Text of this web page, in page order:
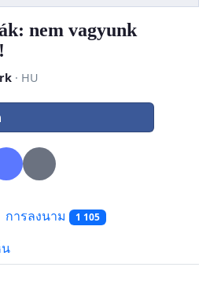
nem vagyunk
· HU
การลงนาม 1 105
น